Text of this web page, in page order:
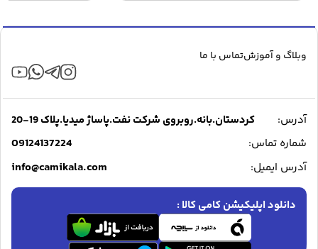
وبلاگ و آموزشتماس با ما
آدرس:
کردستان.بانه.روبروی شرکت نفت.پاساژ میدیا.پلاک 19-20
شماره تماس:
09124137224
آدرس ایمیل: info@camikala.com
دانلود اپلیکیشن کامی کالا :